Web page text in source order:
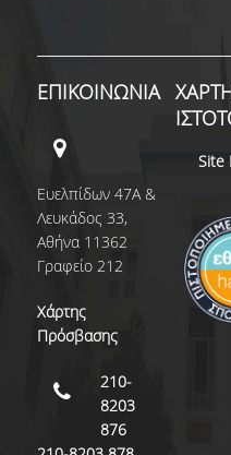
ΘΕΡΙΝΟ
HRM AUEB
ΣΥΖΗΤΩΝΤΑΣ
HR ISSUES
ΔΙΑΚΡΙΣΕΙΣ ΤΟΥ
ΕΠΙΚΟΙΝΩΝΙΑ
Ευελπίδων 47Α &
Λευκάδος 33,
Αθήνα 11362
Γραφείο 212
Χάρτης
Πρόσβασης
210-
8203
876
Site